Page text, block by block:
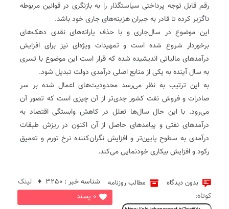
رقم قابل توجه پرداختی سیاستگذار را به بازنگری در قوانین مربوطه
ناگزیر کرده تا قادر به جبران هزینه‌های جاری خود باشد.
این موضوع در سال‌جاری و با حذف یارانه‌های نقدی دهک‌های
برخوردار شروع شده است و تمهیدات ویژه‌ای نیز برای افزایش
درآمدهای مالیاتی اندیشیده شده که قرار است این موضوع با تسری
به سال آینده به یکی از منابع اصلی درآمدی دولت تبدیل شود.
به این ترتیب به نظر می‌رسد محدودیت‌های اعمال شده بر سر
صادرات و فروش نفت کشور جدی‌تر از آن چیزی است که تصور آن
می‌رود. با این حال سال‌ها تعلل در کاهش وابستگی اقتصاد به
درآمدهای نفتی و پیامدهای حاصل از آن اکنون در ریزش طبقات
درآمدی به سطوح پایین‌تر و افزایش نگران‌کننده نرخ تورم و تعمیق
رکود و افزایش بیکاری خودنمایی می‌کند.‌
بدون دیدگاه مطالب روزنامه
0 پسند
شناسه خبر : 3250 ♦
لینک
کوتاه: